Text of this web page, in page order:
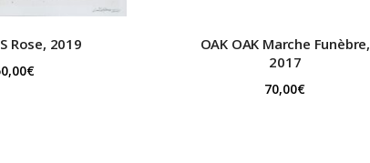
Rose, 2019
€
OAK OAK Marche Funèbre,
2017
70,00€